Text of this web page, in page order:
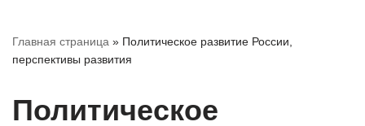
Главная страница » Политическое развитие России,
перспективы развития
Политическое